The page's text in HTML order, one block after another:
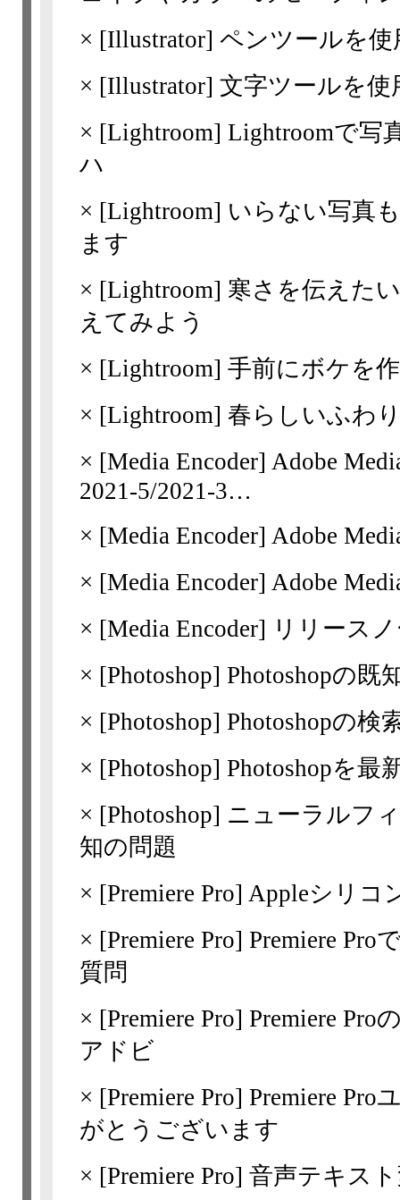
× [Illustrator] ペンツールを
× [Illustrator] 文字ツールを
× [Lightroom] Lightroomで写
ハ
× [Lightroom] いらない写真
ます
× [Lightroom] 寒さを伝えた
えてみよう
× [Lightroom] 手前にボケを
× [Lightroom] 春らしいふわ
× [Media Encoder] Adobe
2021-5/​2021-3…
× [Media Encoder] Adobe
× [Media Encoder] Adobe
× [Media Encoder] リリース
× [Photoshop] Photoshopの既
× [Photoshop] Photoshopの検
× [Photoshop] Photoshopを最
× [Photoshop] ニューラルフ
知の問題
× [Premiere Pro] Appleシリコ
× [Premiere Pro] Premiere Pro
質問
× [Premiere Pro] Premiere Pro
アドビ
× [Premiere Pro] Premiere Pro
がとうございます
× [Premiere Pro] 音声テキス